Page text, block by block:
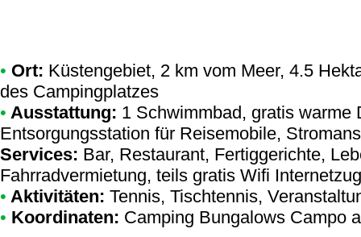
• Ort: Küstengebiet, 2 km vom Meer, 4.5
des Campingplatzes
• Ausstattung: 1 Schwimmbad, gratis warme
Entsorgungsstation für Reisemobile,
Services: Bar, Restaurant, Fertiggerichte,
Fahrradvermietung, teils gratis Wifi
• Aktivitäten: Tennis, Tischtennis,
• Koordinaten: Camping Bungalows Campo